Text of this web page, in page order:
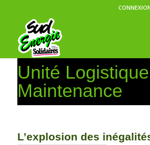
Unité Logistique
Maintenance
L’explosion des